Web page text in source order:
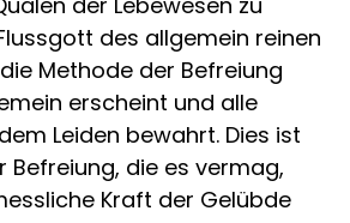
des allgemein reinen
Methode der Befreiung
erscheint und alle
Leiden bewahrt. Dies ist
Befreiung, die es vermag,
Kraft der Gelübde